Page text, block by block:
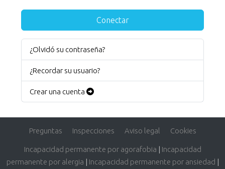
Conectar
¿Olvidó su contraseña?
¿Recordar su usuario?
Crear una cuenta
Preguntas Inspecciones Aviso legal Cookies
Incapacidad permanente por agorafobia | Incapacidad
permanente por alergia | Incapacidad permanente por ansiedad |